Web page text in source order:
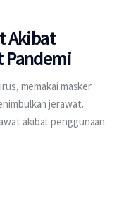
Akibat
Pandemi
memakai masker
jerawat.
akibat penggunaan